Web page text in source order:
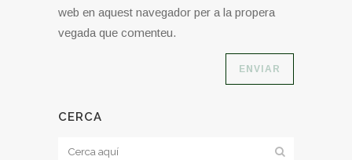
web en aquest navegador per a la propera
vegada que comenteu.
CERCA